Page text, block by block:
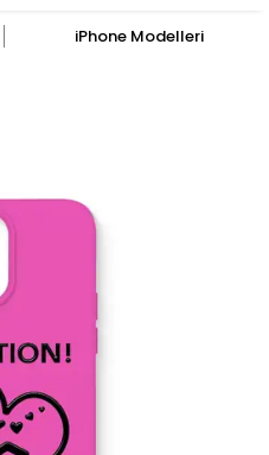
iPhone Modelleri